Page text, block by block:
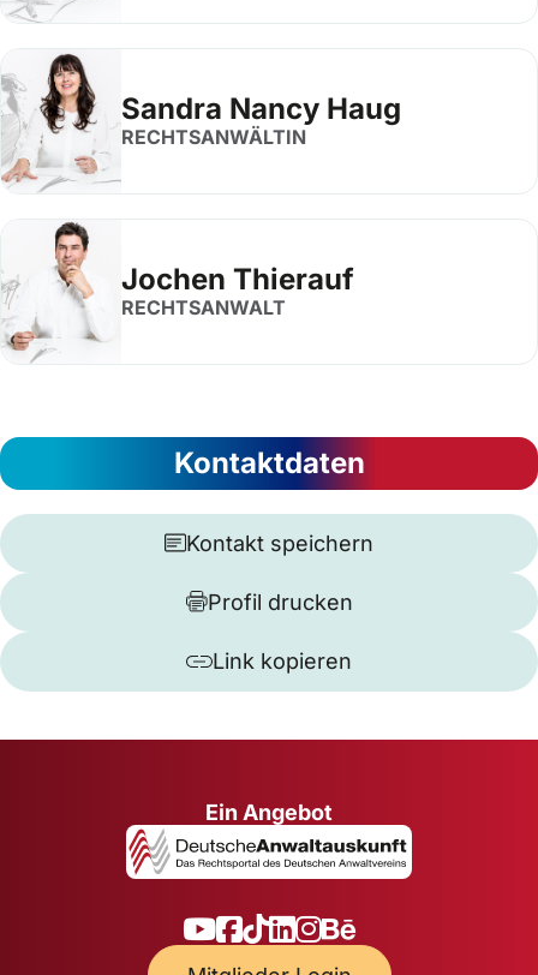
Sandra Nancy Haug
RECHTSANWÄLTIN
Jochen Thierauf
RECHTSANWALT
Kontaktdaten
Kontakt speichern
Profil drucken
Link kopieren
Ein Angebot